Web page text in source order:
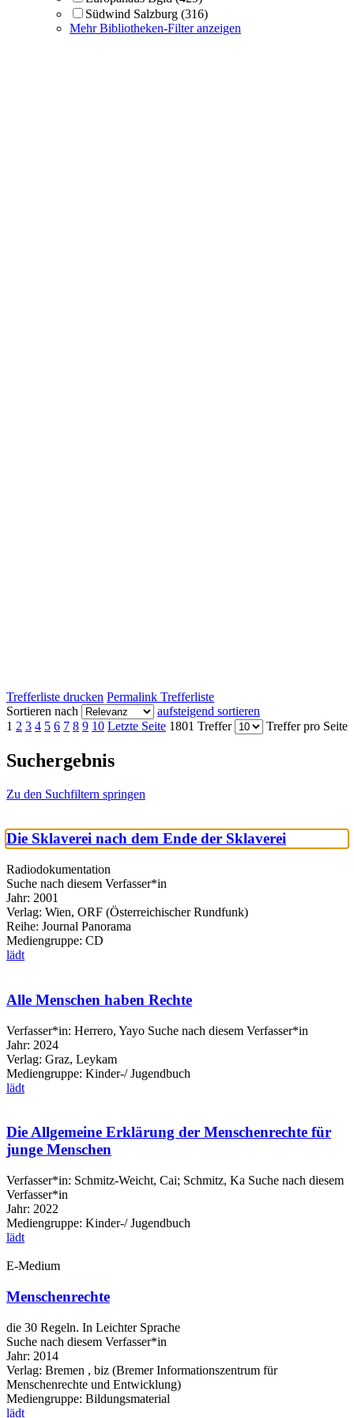
Südwind Salzburg (316)
Mehr Bibliotheken-Filter anzeigen
Trefferliste drucken Permalink Trefferliste
Sortieren nach
aufsteigend sortieren
1 2 3 4 5 6 7 8 9 10 Letzte Seite 1801 Treffer Treffer pro Seite
Suchergebnis
Zu den Suchfiltern springen
Die Sklaverei nach dem Ende der Sklaverei
Radiodokumentation
Suche nach diesem Verfasser*in
Jahr: 2001
Verlag: Wien, ORF (Österreichischer Rundfunk)
Reihe: Journal Panorama
Mediengruppe: CD
lädt
Alle Menschen haben Rechte
Verfasser*in: Herrero, Yayo Suche nach diesem Verfasser*in
Jahr: 2024
Verlag: Graz, Leykam
Mediengruppe: Kinder-/ Jugendbuch
lädt
Die Allgemeine Erklärung der Menschenrechte für
junge Menschen
Verfasser*in: Schmitz-Weicht, Cai; Schmitz, Ka Suche nach diesem
Verfasser*in
Jahr: 2022
Mediengruppe: Kinder-/ Jugendbuch
lädt
E-Medium
Menschenrechte
die 30 Regeln. In Leichter Sprache
Suche nach diesem Verfasser*in
Jahr: 2014
Verlag: Bremen , biz (Bremer Informationszentrum für
Menschenrechte und Entwicklung)
Mediengruppe: Bildungsmaterial
lädt